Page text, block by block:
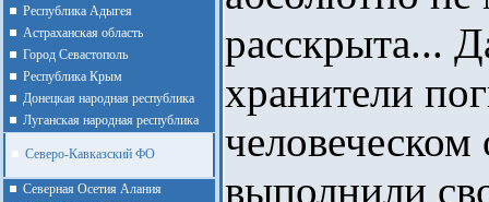
Республика Адыгея
Астраханская область
Город Севастополь
Республика Крым
Донецкая народная республика
Луганская народная республика
Северо-Кавказский ФО
Северная Осетия Алания
расскрыта...
хранители
человеческом
выполнили